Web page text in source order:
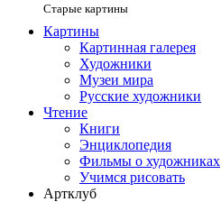
Старые картины
Картины
Картинная галерея
Художники
Музеи мира
Русские художники
Чтение
Книги
Энциклопедия
Фильмы о художниках
Учимся рисовать
Артклуб